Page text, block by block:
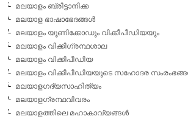
മലയാളം ബ്രിട്ടാനിക്ക
മലയാള ഭാഷാഭേദങ്ങള്‍
മലയാളം യൂണിക്കോഡും വിക്കീപീഡിയയും
മലയാളം വിക്കിഗ്രന്ഥശാല
മലയാളം വിക്കിപീഡിയ
മലയാളം വിക്കീപീഡിയയുടെ സഹോദര
മലയാളഗദ്യസാഹിത്യം
മലയാളഗ്രന്ഥവിവരം
മലയാളത്തിലെ മഹാകാവ്യങ്ങള്‍